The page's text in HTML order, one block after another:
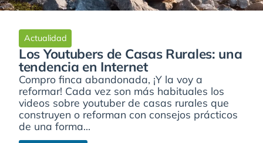
Actualidad
Los Youtubers de Casas Rurales: una
tendencia en Internet
Compro finca abandonada, ¡Y la voy a
reformar! Cada vez son más habituales los
videos sobre youtuber de casas rurales que
construyen o reforman con consejos prácticos
de una forma...